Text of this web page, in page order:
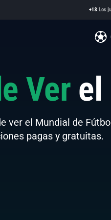
+18 Los
Verel
ver el Mundial de
pagas y gratuitas.